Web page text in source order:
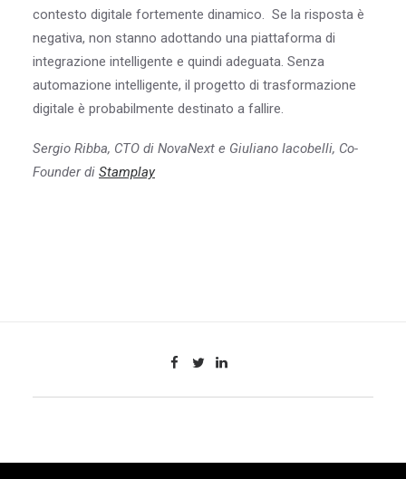
contesto digitale fortemente dinamico. Se la risposta è
negativa, non stanno adottando una piattaforma di
integrazione intelligente e quindi adeguata. Senza
automazione intelligente, il progetto di trasformazione
digitale è probabilmente destinato a fallire.
Sergio Ribba, CTO di NovaNext e Giuliano Iacobelli, Co-
Founder di Stamplay